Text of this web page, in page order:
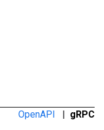
OpenAPI | gRPC